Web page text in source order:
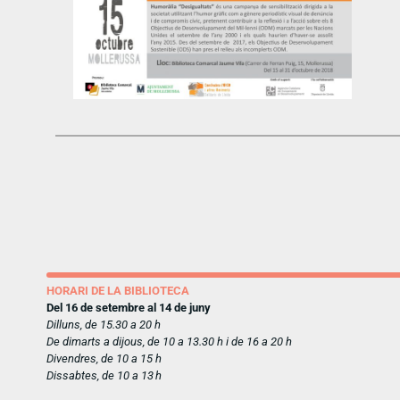
HORARI DE LA BIBLIOTECA
Del 16 de setembre al 14 de juny
Dilluns, de 15.30 a 20 h
De dimarts a dijous, de 10 a 13.30 h i de 16 a 20 h
Divendres, de 10 a 15 h
Dissabtes, de 10 a 13 h